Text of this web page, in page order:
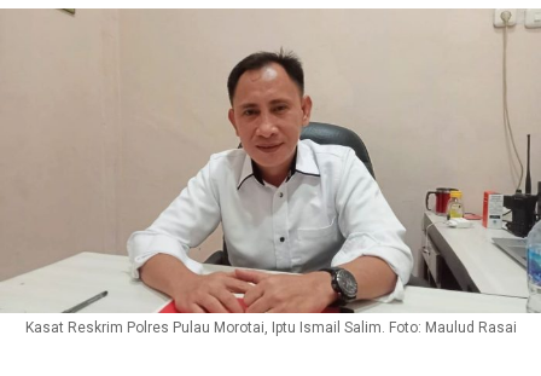
Kasat Reskrim Polres Pulau Morotai, Iptu Ismail Salim. Foto: Maulud Rasai